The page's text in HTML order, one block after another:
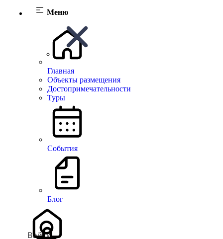
Меню
Главная
Объекты размещения
Достопримечательности
Туры
События
Блог
Войти
There are no similar listings
© Все права защищены.